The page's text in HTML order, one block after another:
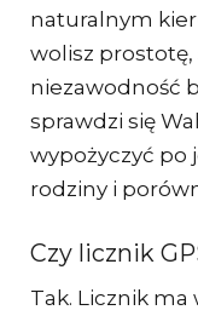
naturalnym
wolisz prostotę,
niezawodność
sprawdzi się
wypożyczyć po
rodziny i
Czy licznik
Tak. Licznik ma